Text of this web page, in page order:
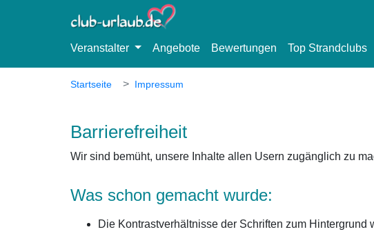
Veranstalter Angebote Bewertungen Top Strandclubs
Startseite Impressum
Barrierefreiheit
Wir sind bemüht, unsere Inhalte allen Usern zugänglich zu
Was schon gemacht wurde:
Die Kontrastverhältnisse der Schriften zum